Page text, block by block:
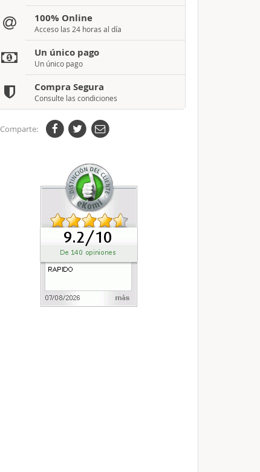
100% Online
Acceso las 24 horas al día
Un único pago
Un único pago
Compra Segura
Consulte las condiciones
Comparte: